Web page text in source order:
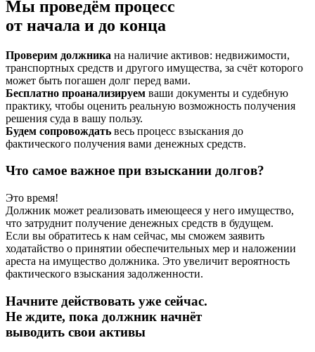
Мы проведём процесс
от начала и до конца
Проверим должника на наличие активов: недвижимости,
транспортных средств и другого имущества, за счёт которого
может быть погашен долг перед вами.
Бесплатно проанализируем ваши документы и судебную
практику, чтобы оценить реальную возможность получения
решения суда в вашу пользу.
Будем сопровождать весь процесс взыскания до
фактического получения вами денежных средств.
Что самое важное при взыскании долгов?
Это время!
Должник может реализовать имеющееся у него имущество,
что затруднит получение денежных средств в будущем.
Если вы обратитесь к нам сейчас, мы сможем заявить
ходатайство о принятии обеспечительных мер и наложении
ареста на имущество должника. Это увеличит вероятность
фактического взыскания задолженности.
Начните действовать уже сейчас.
Не ждите, пока должник начнёт
выводить свои активы